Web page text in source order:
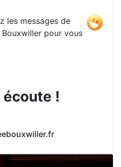
les messages de
pour vous
écoute !